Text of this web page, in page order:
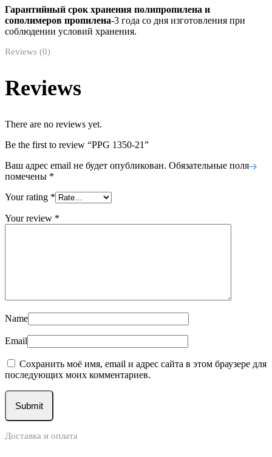
Гарантийный срок хранения полипропилена и
сополимеров пропилена-3 года со дня изготовления при
соблюдении условий хранения.
Reviews (0)
Reviews
There are no reviews yet.
Be the first to review “PPG 1350-21”
Ваш адрес email не будет опубликован. Обязательные поля
помечены *
Your rating *
Your review *
Name
Email
Сохранить моё имя, email и адрес сайта в этом браузере для
последующих моих комментариев.
Доставка и оплата